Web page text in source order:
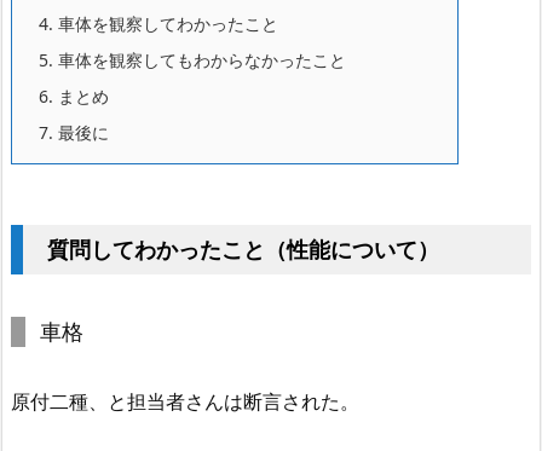
4. 車体を観察してわかったこと
5. 車体を観察してもわからなかったこと
6. まとめ
7. 最後に
質問してわかったこと（性能について）
車格
原付二種、と担当者さんは断言された。